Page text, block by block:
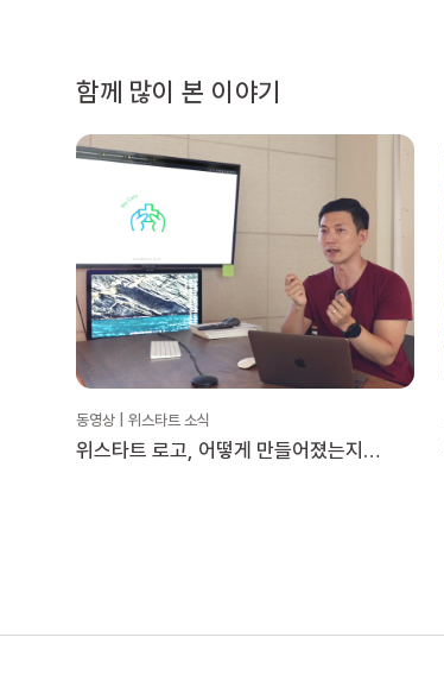
함께 많이 본 이야기
동영상 | 위스타트 소식
위스타트 로고, 어떻게 만들어졌는지